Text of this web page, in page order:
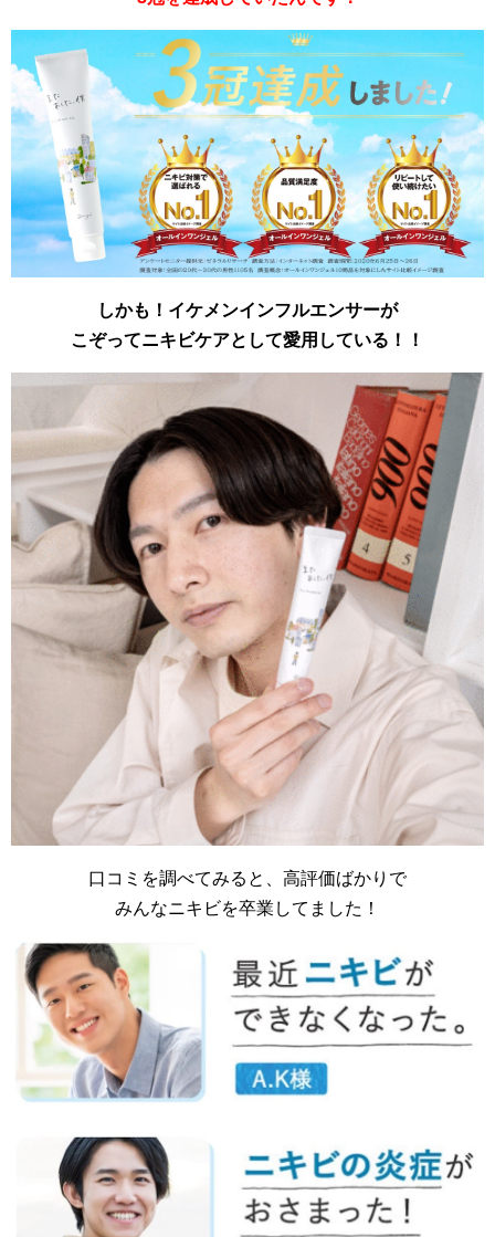
しかも！イケメンインフルエンサーが
こぞってニキビケアとして愛用している！！
口コミを調べてみると、高評価ばかりで
みんなニキビを卒業してました！